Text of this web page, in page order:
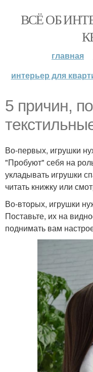
ВСЁ ОБ
главная
интерьер для
5 причин,
Во-первых, игрушки
"Пробуют" себя на
укладывать игрушки
читать книжку или
Во-вторых, игрушки
Поставьте, их на
поднимать вам